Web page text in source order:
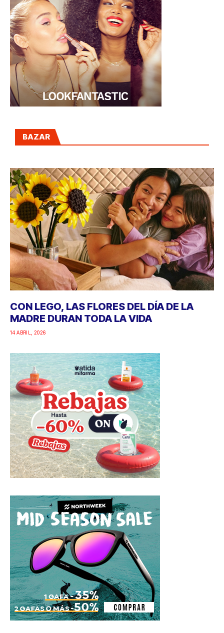
BAZAR
CON LEGO, LAS FLORES DEL DÍA DE LA
MADRE DURAN TODA LA VIDA
14 ABRIL, 2026